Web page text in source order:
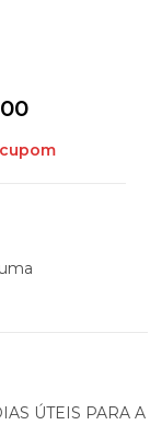
ÚTEIS PARA A